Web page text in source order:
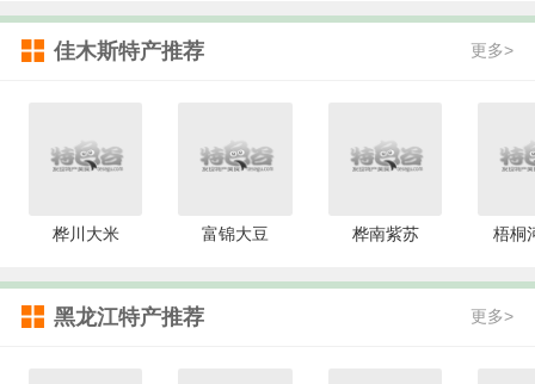
佳木斯特产推荐 更多>
桦川大米 富锦大豆 桦南紫苏 梧桐
黑龙江特产推荐 更多>